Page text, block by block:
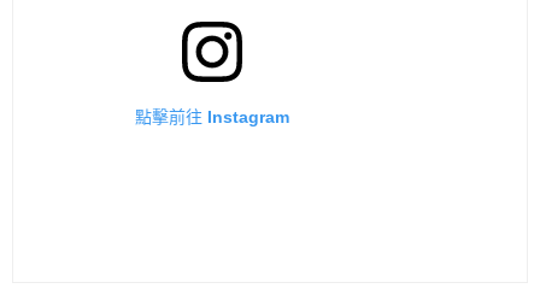
點擊前往 Instagram